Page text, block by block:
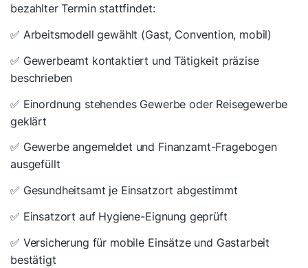
bezahlter Termin stattfindet:
✅ Arbeitsmodell gewählt (Gast, Convention, mobil)
✅ Gewerbeamt kontaktiert und Tätigkeit präzise
beschrieben
✅ Einordnung stehendes Gewerbe oder Reisegewerbe
geklärt
✅ Gewerbe angemeldet und Finanzamt-Fragebogen
ausgefüllt
✅ Gesundheitsamt je Einsatzort abgestimmt
✅ Einsatzort auf Hygiene-Eignung geprüft
✅ Versicherung für mobile Einsätze und Gastarbeit
bestätigt